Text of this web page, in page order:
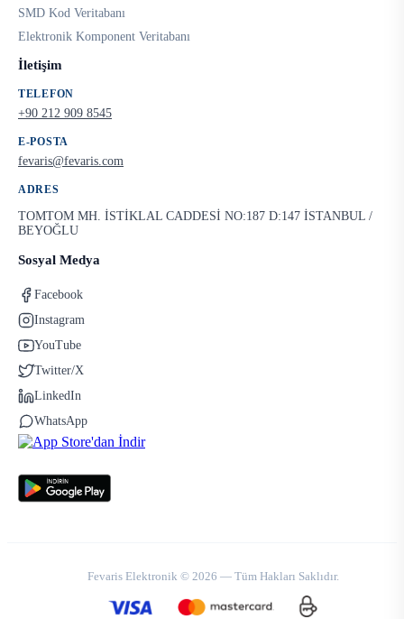
SMD Kod Veritabanı
Elektronik Komponent Veritabanı
İletişim
TELEFON
+90 212 909 8545
E-POSTA
fevaris@fevaris.com
ADRES
TOMTOM MH. İSTİKLAL CADDESİ NO:187 D:147 İSTANBUL /
BEYOĞLU
Sosyal Medya
Facebook
Instagram
YouTube
Twitter/X
LinkedIn
WhatsApp
Fevaris Elektronik © 2026 — Tüm Hakları Saklıdır.